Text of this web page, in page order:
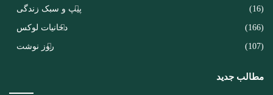
پیپ و سبک زندگی (16)
دخانیات لوکس (166)
روز نوشت (107)
مطالب جدید